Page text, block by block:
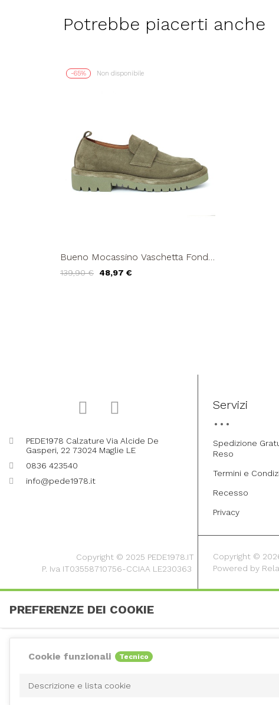
Potrebbe piacerti anche
-65% Non disponibile
Bueno Mocassino Vaschetta Fondo
139,90 € 48,97 €
PEDE1978 Calzature Via Alcide De
Gasperi, 22 73024 Maglie LE
0836 423540
info@pede1978.it
Servizi
Spedizione
Reso
Termini e
Recesso
Privacy
Copyright © 2025 PEDE1978.IT
P. Iva IT03558710756-CCIAA LE230363
Copyright ©
Powered by
PREFERENZE DEI COOKIE
Cookie funzionali Tecnico
Descrizione e lista cookie